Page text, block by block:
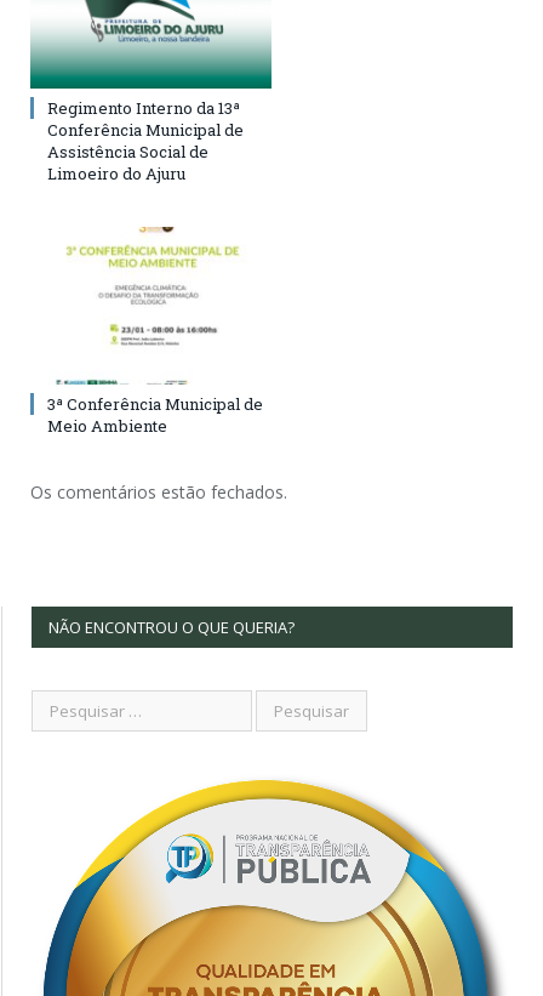
Regimento Interno da 13ª
Conferência Municipal de
Assistência Social de
Limoeiro do Ajuru
3ª Conferência Municipal de
Meio Ambiente
Os comentários estão fechados.
NÃO ENCONTROU O QUE QUERIA?